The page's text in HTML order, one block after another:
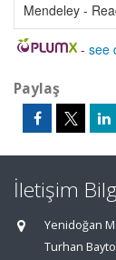
Mendeley -
- see
Paylaş
İletişim
Yenidoğan
Turhan